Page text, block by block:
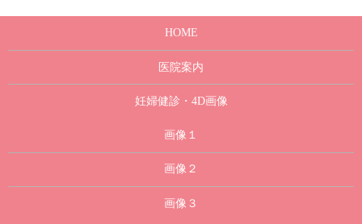
HOME
医院案内
妊婦健診・4D画像
画像１
画像２
画像３